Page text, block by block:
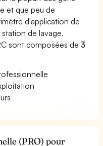
et que peu de
d'application de
de lavage.
sont composées de3
(PRO) pour